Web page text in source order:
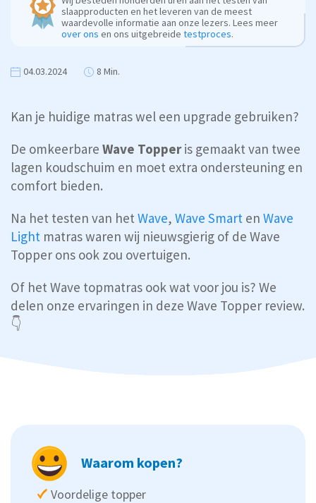
slaapproducten en het leveren van de meest
waardevolle informatie aan onze lezers. Lees meer
over ons en ons uitgebreide testproces.
04.03.2024 8 Min.
Kan je huidige matras wel een upgrade gebruiken?
De omkeerbare Wave Topperis gemaakt van twee
lagen koudschuim en moet extra ondersteuning en
comfort bieden.
Na het testen van het Wave, Wave Smart en Wave
Light matras waren wij nieuwsgierig of de Wave
Topper ons ook zou overtuigen.
Of het Wave topmatras ook wat voor jou is? We
delen onze ervaringen in deze Wave Topper review.
👇
Waarom kopen?
Voordelige topper